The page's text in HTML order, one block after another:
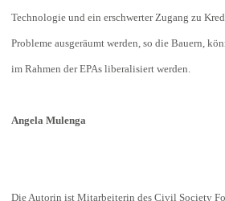
Technologie und ein erschwerter Zugang zu
Probleme ausgeräumt werden, so die Bauern,
im Rahmen der EPAs liberalisiert werden.
Angela Mulenga
Die Autorin ist Mitarbeiterin des Civil Society